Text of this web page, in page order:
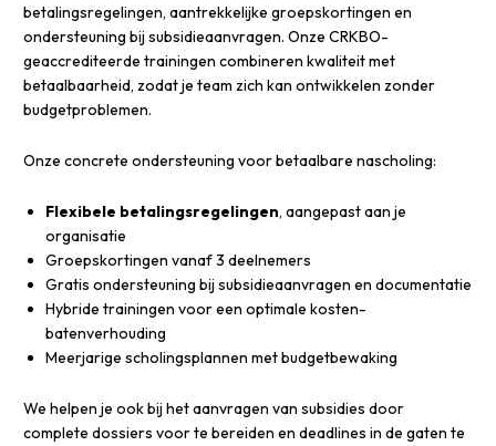
betalingsregelingen, aantrekkelijke groepskortingen en
ondersteuning bij subsidieaanvragen. Onze CRKBO-
geaccrediteerde trainingen combineren kwaliteit met
betaalbaarheid, zodat je team zich kan ontwikkelen zonder
budgetproblemen.
Onze concrete ondersteuning voor betaalbare nascholing:
Flexibele betalingsregelingen, aangepast aan je
organisatie
Groepskortingen vanaf 3 deelnemers
Gratis ondersteuning bij subsidieaanvragen en documentatie
Hybride trainingen voor een optimale kosten-
batenverhouding
Meerjarige scholingsplannen met budgetbewaking
We helpen je ook bij het aanvragen van subsidies door
complete dossiers voor te bereiden en deadlines in de gaten te